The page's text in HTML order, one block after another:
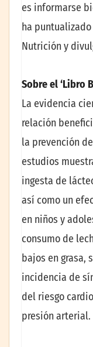
es informarse
ha
Nutrición y
Sobre el ‘Libro
La evidencia
relación
la prevención
estudios
ingesta de
así como un
en niños y
consumo de
bajos en grasa,
incidencia de
del riesgo
presión arterial.